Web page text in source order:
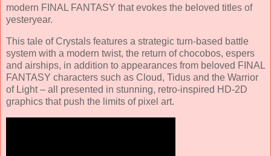
modern FINAL FANTASY that evokes the beloved titles of
yesteryear.
This tale of Crystals features a strategic turn-based battle
system with a modern twist, the return of chocobos, espers
and airships, in addition to appearances from beloved FINAL
FANTASY characters such as Cloud, Tidus and the Warrior
of Light – all presented in stunning, retro-inspired HD-2D
graphics that push the limits of pixel art.